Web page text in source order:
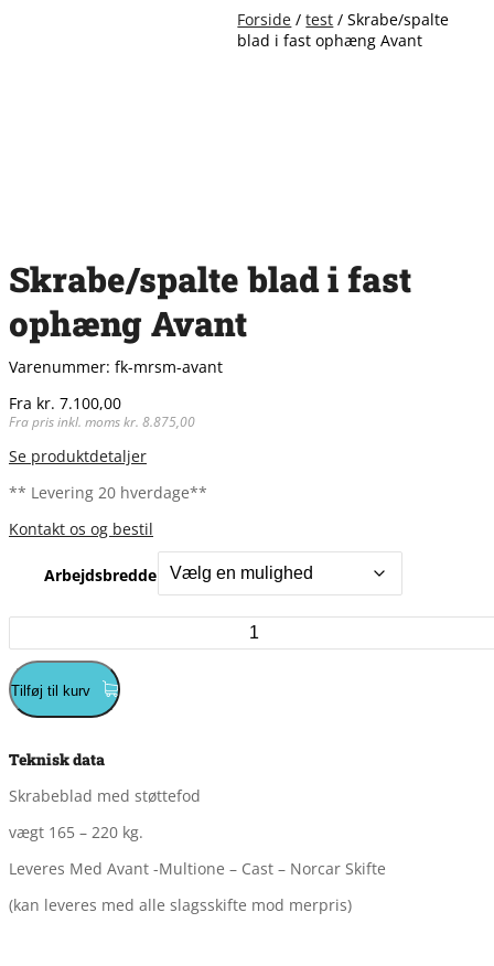
Forside /test / Skrabe/spalte
blad i fast ophæng Avant
Skrabe/spalte blad i fast
ophæng Avant
Varenummer: fk-mrsm-avant
Fra kr. 7.100,00
Fra pris inkl. moms kr. 8.875,00
Se produktdetaljer
** Levering 20 hverdage**
Kontakt os og bestil
Arbejdsbredde
blad
fast
ophæng
antal
Tilføj til kurv
Teknisk data
Skrabeblad med støttefod
vægt 165 – 220 kg.
Leveres Med Avant -Multione – Cast – Norcar Skifte
(kan leveres med alle slagsskifte mod merpris)